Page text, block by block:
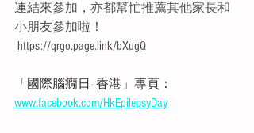
連結來參加，亦都幫忙推薦其他家長和
小朋友參加啦！
https://qrgo.page.link/bXugQ
「國際腦癇日–香港」專頁：
www.facebook.com/HkEpilepsyDay